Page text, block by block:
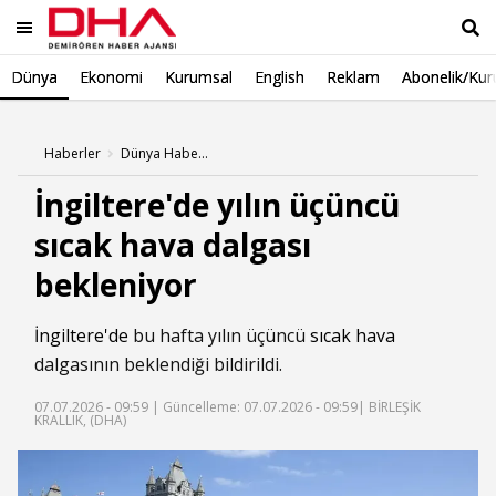
Dünya Ekonomi Kurumsal English Reklam Abonelik/
Haberler Dünya Haberleri
İngiltere'de yılın üçüncü
sıcak hava dalgası
bekleniyor
İngiltere'de bu hafta yılın üçüncü sıcak hava
dalgasının beklendiği bildirildi.
07.07.2026 - 09:59 | Güncelleme: 07.07.2026 - 09:59| BİRLEŞİK
KRALLIK, (DHA)